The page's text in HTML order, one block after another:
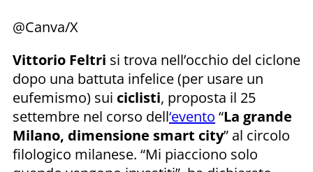
@Canva/X
Vittorio Feltri si trova nell’occhio del ciclone
dopo una battuta infelice (per usare un
eufemismo) sui ciclisti, proposta il 25
settembre nel corso dell‘evento “La grande
Milano, dimensione smart city” al circolo
filologico milanese. “Mi piacciono solo